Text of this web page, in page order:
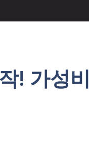
! 가성비